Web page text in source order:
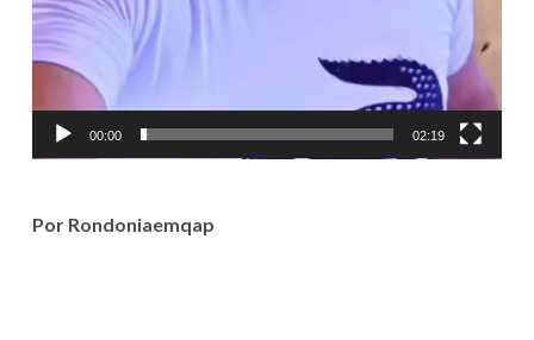
00:00 02:19
Por Rondoniaemqap